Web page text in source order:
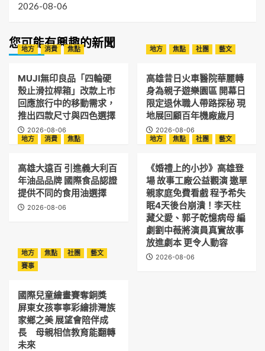
2026-08-06
您可能有興趣的新聞
地方 消費 焦點
MUJI無印良品「四輪硬
殼止滑拉桿箱」改款上市
回應旅行中的移動需求，
推出四款尺寸與四色選擇
2026-08-06
地方 焦點 社團 藝文
高雄昔日火車醫院華麗轉
身為親子遊樂園區 開幕日
限定退休職人帶路探秘 現
地展回顧百年機廠歲月
2026-08-06
地方
消費 焦點
高雄大遠百 引進義大利百
年油品品牌 國際食品認證
提供不同的食用油選擇
2026-08-06
地方 焦點 社團 藝文
《婚禮上的小抄》高雄登
場 故事工廠公益觀演 邀單
親家庭免費看戲 程予希失
眠4天後台崩潰！李天柱
藏父愛、郭子乾憶病母 編
劇劉中薇將演員真實故事
放進劇本 更令人動容
2026-08-06
地方 焦點 社團
藝文
賽事
國際兒童繪畫賽奪銅獎
屏東女孩寧寧彩繪排灣族
家鄉之美 展望會陪伴成
長 母親相信教育能翻轉
未來